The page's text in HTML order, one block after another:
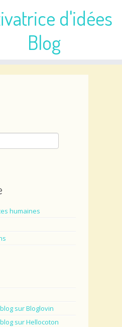
d'idées
Blog
humaines
sur Bloglovin
sur Hellocoton